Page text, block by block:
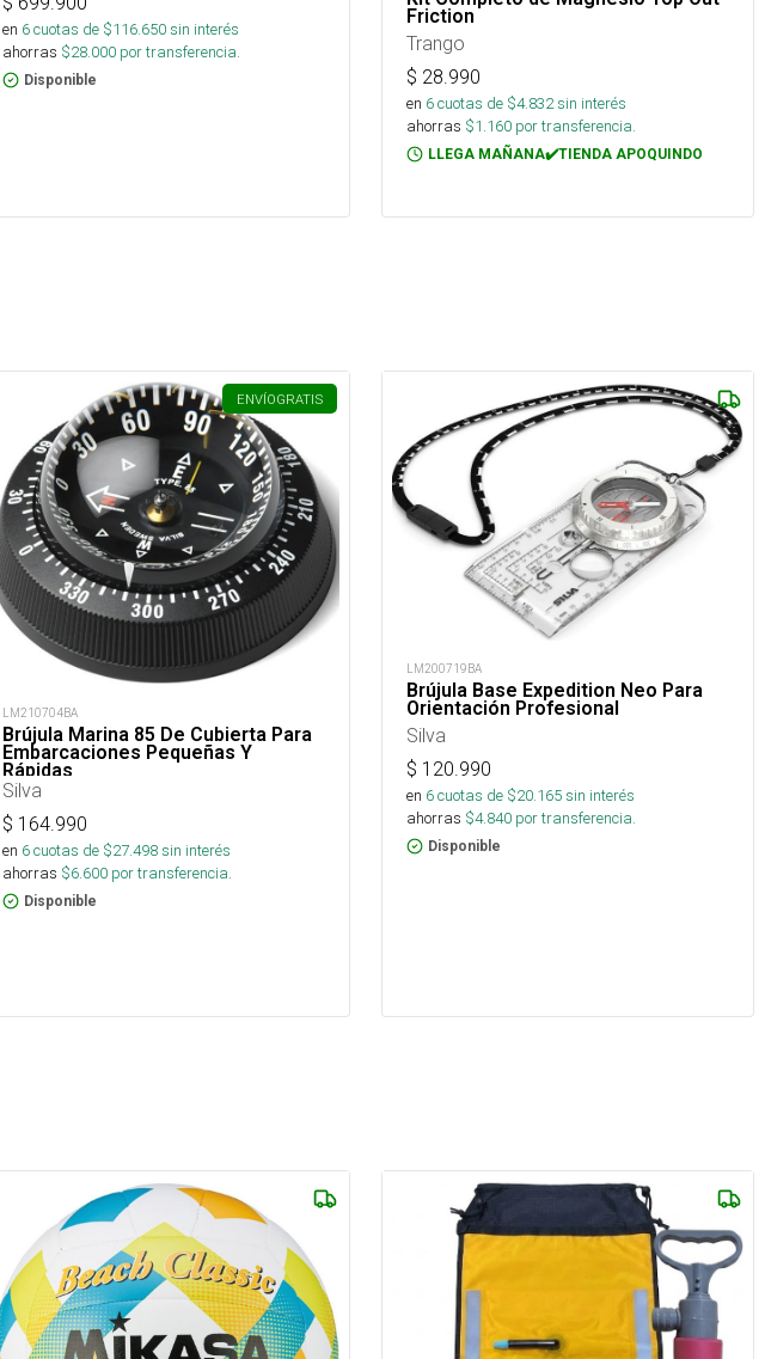
en 6cuotas de $116.650sin interés
ahorras $28.000 por transferencia.
Disponible
Friction
Trango
$ 28.990
en 6cuotas de $4.832sin interés
ahorras $1.160 por transferencia.
LLEGA MAÑANA✔️TIENDA APOQUINDO
ENVÍOGRATIS
LM210704BA
Brújula Marina 85 De Cubierta Para
Embarcaciones Pequeñas Y
Rápidas
Silva
$ 164.990
en 6cuotas de $27.498sin interés
ahorras $6.600 por transferencia.
Disponible
LM200719BA
Brújula Base Expedition Neo Para
Orientación Profesional
Silva
$ 120.990
en 6cuotas de $20.165sin interés
ahorras $4.840 por transferencia.
Disponible